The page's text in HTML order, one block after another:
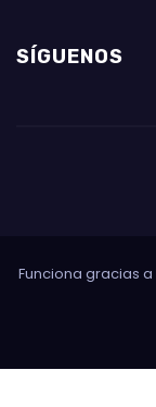
SÍGUENOS
Funciona gracias